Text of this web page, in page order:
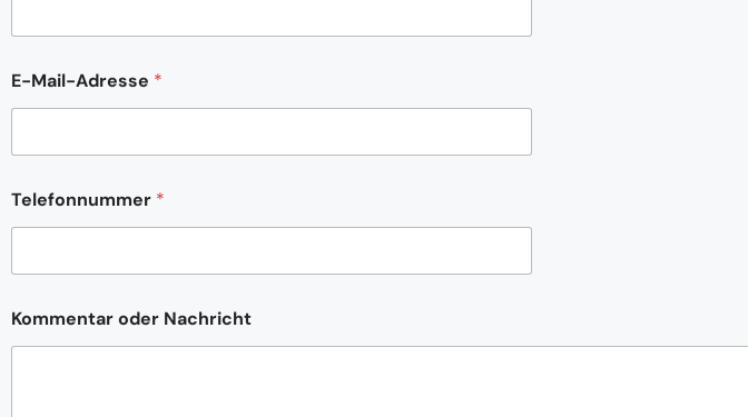
h
i
c
h
K
m
t
r
E-Mail-Adresse *
Telefonnummer *
Kommentar oder Nachricht